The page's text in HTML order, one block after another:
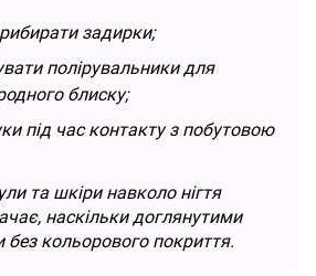
задирки;
полірувальники для
блиску;
під час контакту з побутовою
та шкіри навколо нігтя
наскільки доглянутими
кольорового покриття.